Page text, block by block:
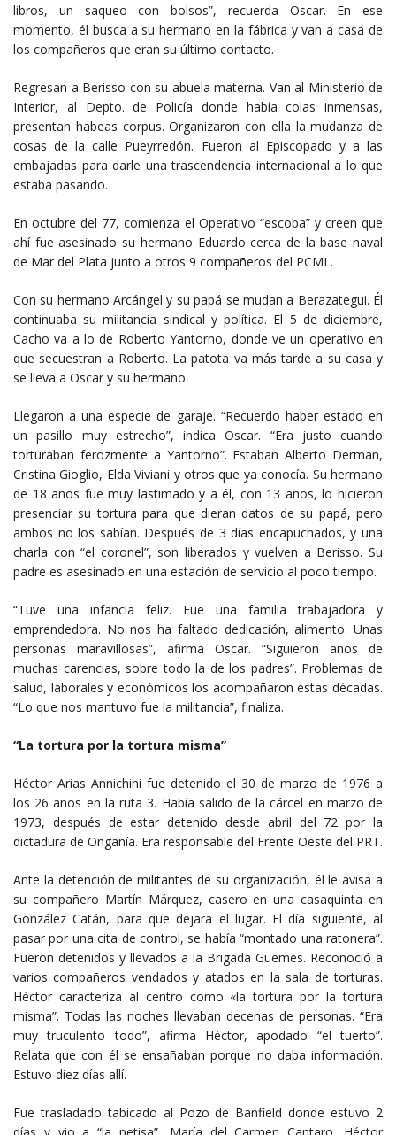
libros, un saqueo con bolsos”, recuerda Oscar. En ese
momento, él busca a su hermano en la fábrica y van a casa de
los compañeros que eran su último contacto.
Regresan a Berisso con su abuela materna. Van al Ministerio de
Interior, al Depto. de Policía donde había colas inmensas,
presentan habeas corpus. Organizaron con ella la mudanza de
cosas de la calle Pueyrredón. Fueron al Episcopado y a las
embajadas para darle una trascendencia internacional a lo que
estaba pasando.
En octubre del 77, comienza el Operativo “escoba” y creen que
ahí fue asesinado su hermano Eduardo cerca de la base naval
de Mar del Plata junto a otros 9 compañeros del PCML.
Con su hermano Arcángel y su papá se mudan a Berazategui. Él
continuaba su militancia sindical y política. El 5 de diciembre,
Cacho va a lo de Roberto Yantorno, donde ve un operativo en
que secuestran a Roberto. La patota va más tarde a su casa y
se lleva a Oscar y su hermano.
Llegaron a una especie de garaje. “Recuerdo haber estado en
un pasillo muy estrecho”, indica Oscar. “Era justo cuando
torturaban ferozmente a Yantorno”. Estaban Alberto Derman,
Cristina Gioglio, Elda Viviani y otros que ya conocía. Su hermano
de 18 años fue muy lastimado y a él, con 13 años, lo hicieron
presenciar su tortura para que dieran datos de su papá, pero
ambos no los sabían. Después de 3 días encapuchados, y una
charla con “el coronel”, son liberados y vuelven a Berisso. Su
padre es asesinado en una estación de servicio al poco tiempo.
“Tuve una infancia feliz. Fue una familia trabajadora y
emprendedora. No nos ha faltado dedicación, alimento. Unas
personas maravillosas”, afirma Oscar. “Siguieron años de
muchas carencias, sobre todo la de los padres”. Problemas de
salud, laborales y económicos los acompañaron estas décadas.
“Lo que nos mantuvo fue la militancia”, finaliza.
“La tortura por la tortura misma”
Héctor Arias Annichini fue detenido el 30 de marzo de 1976 a
los 26 años en la ruta 3. Había salido de la cárcel en marzo de
1973, después de estar detenido desde abril del 72 por la
dictadura de Onganía. Era responsable del Frente Oeste del PRT.
Ante la detención de militantes de su organización, él le avisa a
su compañero Martín Márquez, casero en una casaquinta en
González Catán, para que dejara el lugar. El día siguiente, al
pasar por una cita de control, se había “montado una ratonera”.
Fueron detenidos y llevados a la Brigada Güemes. Reconoció a
varios compañeros vendados y atados en la sala de torturas.
Héctor caracteriza al centro como «la tortura por la tortura
misma”. Todas las noches llevaban decenas de personas. “Era
muy truculento todo”, afirma Héctor, apodado “el tuerto”.
Relata que con él se ensañaban porque no daba información.
Estuvo diez días allí.
Fue trasladado tabicado al Pozo de Banfield donde estuvo 2